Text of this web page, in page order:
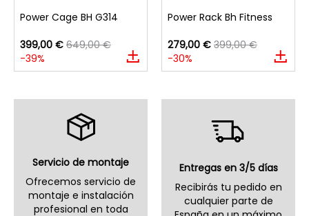
Power Cage BH G314
399,00 € 649,00 €
-39%
Power Rack Bh Fitness
279,00 € 399,00 €
-30%
Servicio de montaje
Ofrecemos servicio de
montaje e instalación
profesional en toda
Entregas en 3/5 días
Recibirás tu pedido en
cualquier parte de